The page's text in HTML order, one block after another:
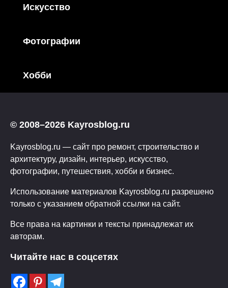
Искусство
Фотографии
Хобби
© 2008–2026 Kayrosblog.ru
Kayrosblog.ru — сайт про ремонт, строительство и
архитектуру, дизайн, интерьер, искусство,
фотографии, путешествия, хобби и бизнес.
Использование материалов Kayrosblog.ru разрешено
только с указанием обратной ссылки на сайт.
Все права на картинки и тексты принадлежат их
авторам.
Читайте нас в соцсетях